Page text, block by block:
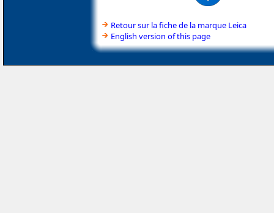
Retour sur la fiche de la marque Leica
English version of this page